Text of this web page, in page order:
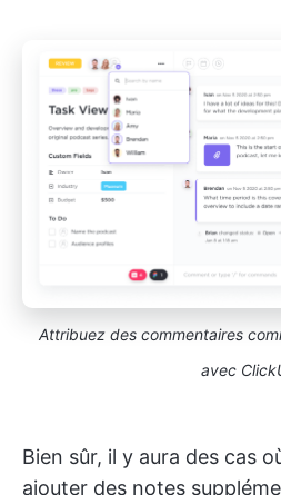
Attribuez des commentaires
avec
Bien sûr, il y aura des cas
ajouter des notes